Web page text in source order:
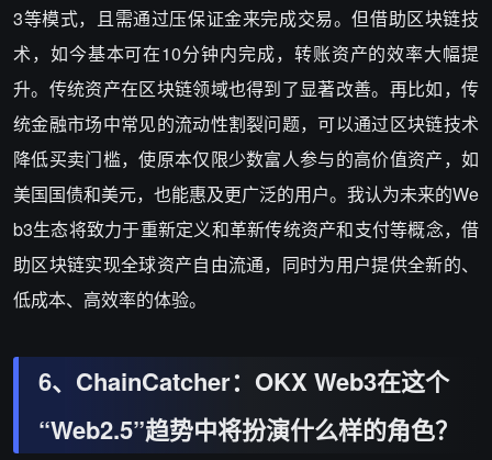
3等模式，且需通过压保证金来完成交易。但借助区块链技
术，如今基本可在10分钟内完成，转账资产的效率大幅提
升。传统资产在区块链领域也得到了显著改善。再比如，传
统金融市场中常见的流动性割裂问题，可以通过区块链技术
降低买卖门槛，使原本仅限少数富人参与的高价值资产，如
美国国债和美元，也能惠及更广泛的用户。我认为未来的We
b3生态将致力于重新定义和革新传统资产和支付等概念，借
助区块链实现全球资产自由流通，同时为用户提供全新的、
低成本、高效率的体验。
6、ChainCatcher：OKX Web3在这个
“Web2.5”趋势中将扮演什么样的角色？